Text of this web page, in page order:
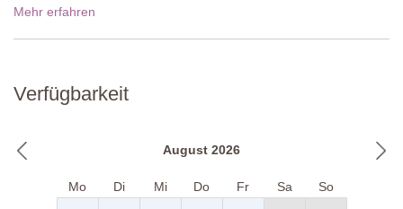
Mehr erfahren
Verfügbarkeit
August 2026
Mo Di Mi Do Fr Sa So